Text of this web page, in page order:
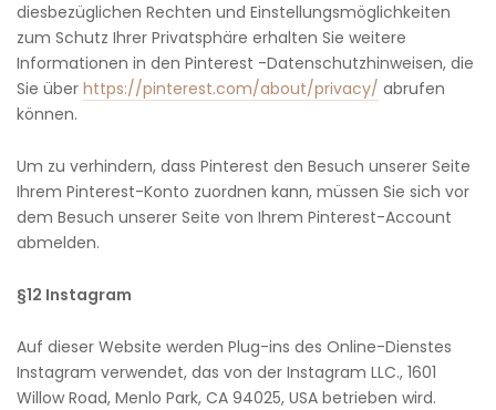
diesbezüglichen Rechten und Einstellungsmöglichkeiten
zum Schutz Ihrer Privatsphäre erhalten Sie weitere
Informationen in den Pinterest -Datenschutzhinweisen, die
Sie über https://pinterest.com/about/privacy/ abrufen
können.
Um zu verhindern, dass Pinterest den Besuch unserer Seite
Ihrem Pinterest-Konto zuordnen kann, müssen Sie sich vor
dem Besuch unserer Seite von Ihrem Pinterest-Account
abmelden.
§12 Instagram
Auf dieser Website werden Plug-ins des Online-Dienstes
Instagram verwendet, das von der Instagram LLC., 1601
Willow Road, Menlo Park, CA 94025, USA betrieben wird.